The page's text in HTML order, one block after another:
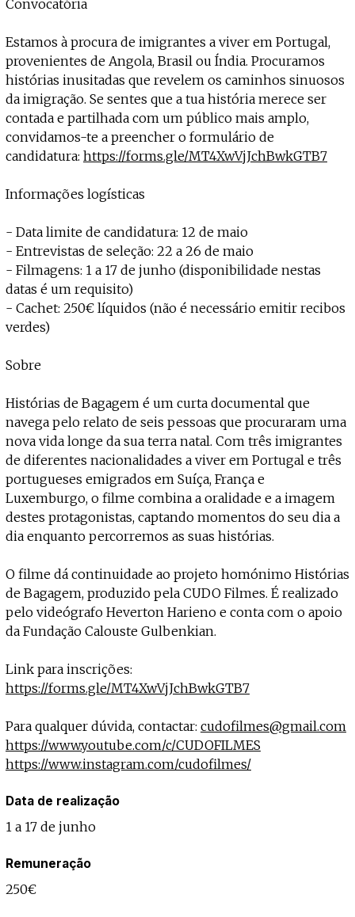
Convocatória
Estamos à procura de imigrantes a viver em Portugal,
provenientes de Angola, Brasil ou Índia. Procuramos
histórias inusitadas que revelem os caminhos sinuosos
da imigração. Se sentes que a tua história merece ser
contada e partilhada com um público mais amplo,
convidamos-te a preencher o formulário de
candidatura: https://forms.gle/MT4XwVjJchBwkGTB7
Informações logísticas
- Data limite de candidatura: 12 de maio
- Entrevistas de seleção: 22 a 26 de maio
- Filmagens: 1 a 17 de junho (disponibilidade nestas
datas é um requisito)
- Cachet: 250€ líquidos (não é necessário emitir recibos
verdes)
Sobre
Histórias de Bagagem é um curta documental que
navega pelo relato de seis pessoas que procuraram uma
nova vida longe da sua terra natal. Com três imigrantes
de diferentes nacionalidades a viver em Portugal e três
portugueses emigrados em Suíça, França e
Luxemburgo, o filme combina a oralidade e a imagem
destes protagonistas, captando momentos do seu dia a
dia enquanto percorremos as suas histórias.
O filme dá continuidade ao projeto homónimo Histórias
de Bagagem, produzido pela CUDO Filmes. É realizado
pelo videógrafo Heverton Harieno e conta com o apoio
da Fundação Calouste Gulbenkian.
Link para inscrições:
https://forms.gle/MT4XwVjJchBwkGTB7
Para qualquer dúvida, contactar: cudofilmes@gmail.com
https://www.youtube.com/c/CUDOFILMES
https://www.instagram.com/cudofilmes/
Data de realização
1 a 17 de junho
Remuneração
250€